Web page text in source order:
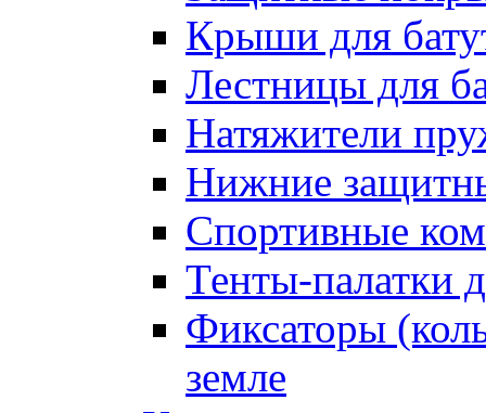
Крыши для
Лестницы для
Натяжители
Нижние
Спортивные
Тенты-палатки
Фиксаторы
земле